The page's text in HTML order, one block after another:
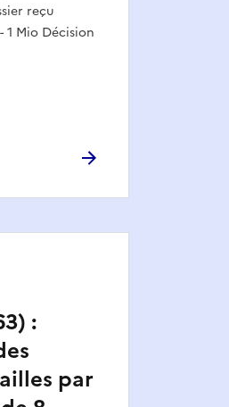
reçu
1 Mio Décision
:
par